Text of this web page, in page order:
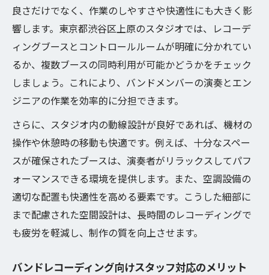
良さだけでなく、作業のしやすさや快適性にも大きく影
響します。東京都渋谷区上原のスタジオでは、レコーデ
ィングブースとコントロールルームが明確に分かれてい
るか、複数ブースの同時利用が可能かどうかをチェック
しましょう。これにより、バンドメンバーの演奏とエン
ジニアの作業を効率的に分担できます。
さらに、スタジオ内の動線設計が良好であれば、機材の
操作や休憩時の移動も快適です。例えば、十分なスペー
スが確保されたブースは、演奏者がリラックスしてパフ
ォーマンスできる環境を提供します。また、空調設備の
適切な配置も快適性を高める要素です。こうした細部に
まで配慮された空間設計は、長時間のレコーディングで
も疲労を軽減し、制作の質を向上させます。
バンドレコーディング向けスタッフ対応のメリット